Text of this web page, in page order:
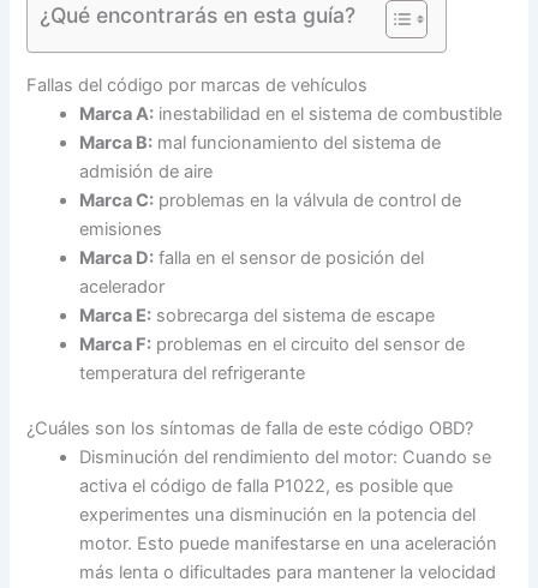
¿Qué encontrarás en esta guía?
Fallas del código por marcas de vehículos
Marca A: inestabilidad en el sistema de combustible
Marca B: mal funcionamiento del sistema de
admisión de aire
Marca C: problemas en la válvula de control de
emisiones
Marca D: falla en el sensor de posición del
acelerador
Marca E: sobrecarga del sistema de escape
Marca F: problemas en el circuito del sensor de
temperatura del refrigerante
¿Cuáles son los síntomas de falla de este código OBD?
Disminución del rendimiento del motor: Cuando se
activa el código de falla P1022, es posible que
experimentes una disminución en la potencia del
motor. Esto puede manifestarse en una aceleración
más lenta o dificultades para mantener la velocidad